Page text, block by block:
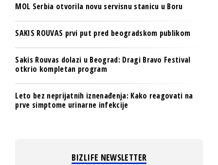
MOL Serbia otvorila novu servisnu stanicu u Boru
SAKIS ROUVAS prvi put pred beogradskom publikom
Sakis Rouvas dolazi u Beograd: Dragi Bravo Festival
otkrio kompletan program
Leto bez neprijatnih iznenađenja: Kako reagovati na
prve simptome urinarne infekcije
BIZLIFE NEWSLETTER